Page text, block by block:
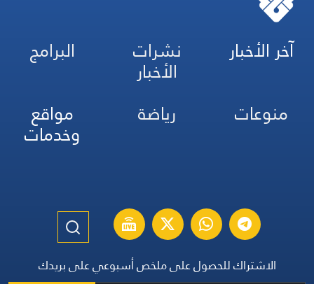
آخر الأخبار نشرات
الأخبار
البرامج
منوعات
رياضة مواقع
وخدمات
الاشتراك للحصول على ملخص أسبوعي على بريدك